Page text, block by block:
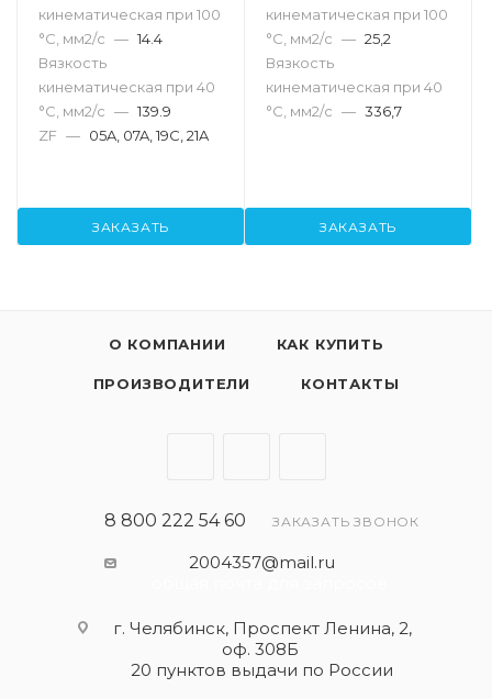
кинематическая при 100
°С, мм2/с — 14.4
Вязкость
кинематическая при 40
°С, мм2/с — 139.9
ZF — 05A, 07A, 19C, 21A
ЗАКАЗАТЬ
кинематическая при 100
°С, мм2/с — 25,2
Вязкость
кинематическая при 40
°С, мм2/с — 336,7
ЗАКАЗАТЬ
О КОМПАНИИ КАК КУПИТЬ
ПРОИЗВОДИТЕЛИ КОНТАКТЫ
8 800 222 54 60 ЗАКАЗАТЬ ЗВОНОК
2004357@mail.ru
г. Челябинск, Проспект Ленина, 2,
оф. 308Б
20 пунктов выдачи по России